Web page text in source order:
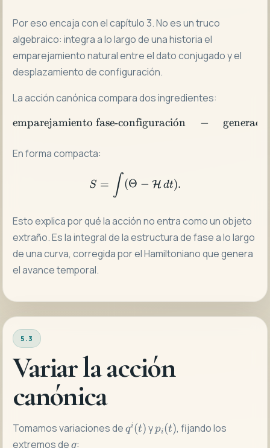
Por eso encaja con el capítulo 3. No es un truco
algebraico: integra a lo largo de una historia el
emparejamiento natural entre el dato conjugado y el
desplazamiento de configuración.
La acción canónica compara dos ingredientes:
emparejamiento fase-configuracio
ˊn −
En forma compacta:
S=\int(\Theta-
S = ∫ (Θ − Hdt).
Esto explica por qué la acción no entra como un objeto
extraño. Es la integral de la estructura de fase a lo largo
de una curva, corregida por el Hamiltoniano que genera
el avance temporal.
5.3
Variar la acción
canónica
Tomamos variaciones deq^i(t)
qi(t)yp_i(t)
pi(t), fijando los
extremos deq
q: